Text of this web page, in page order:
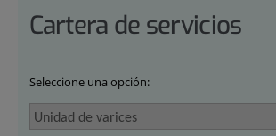
Cartera de servicios
Seleccione una opción: